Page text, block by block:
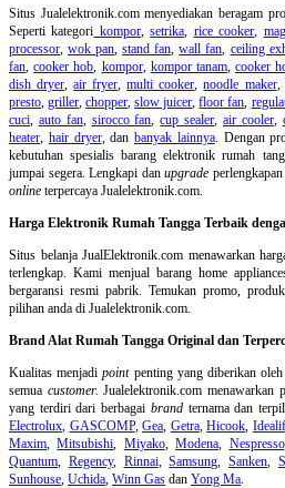
Situs Jualelektronik.com menyediakan beragam
Seperti kategori kompor,setrika rice cooker
processor ,wok pan ,stand fan ,wall fan ceiling
fan ,cooker hob kompor, kompor tanam,cooker
dish dryer ,air fryer ,multi cooker ,noodle maker,
presto ,griller ,chopper ,slow juicer ,floor fan
cuci auto fan, sirocco fan ,cup sealer ,air cooler,
heater hair dryer, dan banyak lainnya. Dengan
kebutuhan spesialis barang elektronik rumah
jumpai segera. Lengkapi danupgrade
online terpercaya Jualelektronik.com.
Harga Elektronik Rumah Tangga Terbaik
Situs belanjaJualElektronik.com menawarkan
terlengkap. Kami menjual barang home
bergaransi resmi pabrik. Temukan promo,
pilihan anda di Jualelektronik.com.
Brand Alat Rumah Tangga Original dan
Kualitas menjadipointpenting yang diberikan
semua customer. Jualelektronik.com menawarkan
yang terdiri dari berbagai brandternama dan
Electrolux GASCOMP,Gea Getra,Hicook
Maxim ,Mitsubishi Miyako,Modena Nespresso
Quantum
Regency, Rinnai,Samsung ,Sanken
Sunhouse Uchida Winn Gas dan Yong Ma